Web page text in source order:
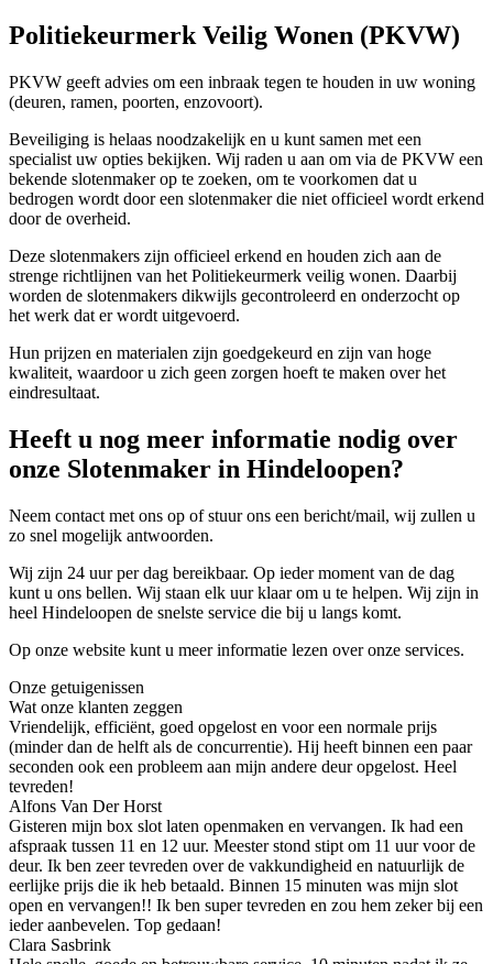
Politiekeurmerk Veilig Wonen (PKVW)
PKVW geeft advies om een inbraak tegen te houden in uw woning
(deuren, ramen, poorten, enzovoort).
Beveiliging is helaas noodzakelijk en u kunt samen met een
specialist uw opties bekijken. Wij raden u aan om via de PKVW een
bekende slotenmaker op te zoeken, om te voorkomen dat u
bedrogen wordt door een slotenmaker die niet officieel wordt erkend
door de overheid.
Deze slotenmakers zijn officieel erkend en houden zich aan de
strenge richtlijnen van het Politiekeurmerk veilig wonen. Daarbij
worden de slotenmakers dikwijls gecontroleerd en onderzocht op
het werk dat er wordt uitgevoerd.
Hun prijzen en materialen zijn goedgekeurd en zijn van hoge
kwaliteit, waardoor u zich geen zorgen hoeft te maken over het
eindresultaat.
Heeft u nog meer informatie nodig over
onze Slotenmaker in Hindeloopen?
Neem contact met ons op of stuur ons een bericht/mail, wij zullen u
zo snel mogelijk antwoorden.
Wij zijn 24 uur per dag bereikbaar. Op ieder moment van de dag
kunt u ons bellen. Wij staan elk uur klaar om u te helpen. Wij zijn in
heel Hindeloopen de snelste service die bij u langs komt.
Op onze website kunt u meer informatie lezen over onze services.
Onze getuigenissen
Wat onze klanten zeggen
Vriendelijk, efficiënt, goed opgelost en voor een normale prijs
(minder dan de helft als de concurrentie). Hij heeft binnen een paar
seconden ook een probleem aan mijn andere deur opgelost. Heel
tevreden!
Alfons Van Der Horst
Gisteren mijn box slot laten openmaken en vervangen. Ik had een
afspraak tussen 11 en 12 uur. Meester stond stipt om 11 uur voor de
deur. Ik ben zeer tevreden over de vakkundigheid en natuurlijk de
eerlijke prijs die ik heb betaald. Binnen 15 minuten was mijn slot
open en vervangen!! Ik ben super tevreden en zou hem zeker bij een
ieder aanbevelen. Top gedaan!
Clara Sasbrink